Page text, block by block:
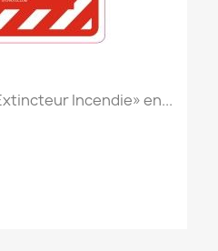
Incendie» en...